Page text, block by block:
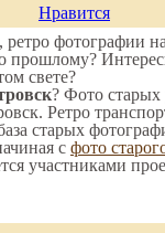
Нравится
, ретро фотографии
прошлому?
свете?
? Фото
Ретро
старых
с фото
участниками